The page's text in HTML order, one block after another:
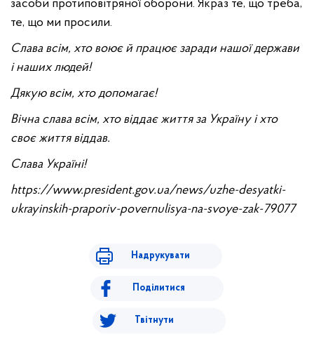
засоби протиповітряної оборони. Якраз те, що треба,
те, що ми просили.
Слава всім, хто воює й працює заради нашої держави
і наших людей!
Дякую всім, хто допомагає!
Вічна слава всім, хто віддає життя за Україну і хто
своє життя віддав.
Слава Україні!
https://www.president.gov.ua/news/uzhe-desyatki-
ukrayinskih-praporiv-povernulisya-na-svoye-zak-79077
Надрукувати
Поділитися
Твітнути